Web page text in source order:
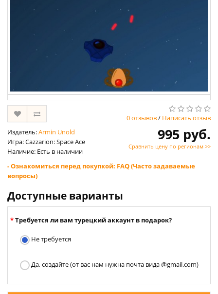
0 отзывов/ Написать отзыв
Издатель:Armin Unold
Игра: Cazzarion: Space Ace
Наличие: Есть в наличии
995 руб.
Сравнить цену по регионам >>
- Ознакомиться перед покупкой: FAQ (Часто задаваемые
вопросы)
Доступные варианты
Требуется ли вам турецкий аккаунт в подарок?
Не требуется
Да, создайте (от вас нам нужна почта вида @gmail.com)